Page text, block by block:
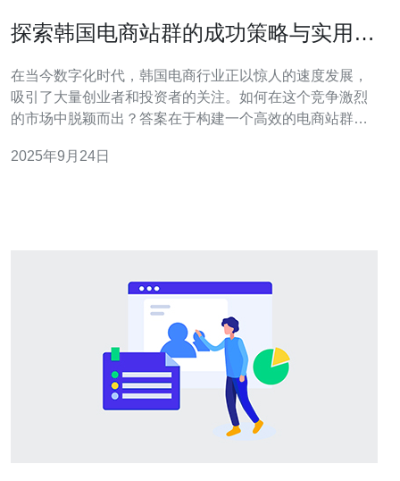
探索韩国电商站群的成功策略与实用思
在当今数字化时代，韩国电商行业正以惊人的速度发展，
吸引了大量创业者和投资者的关注。如何在这个竞争激烈
的市场中脱颖而出？答案在于构建一个高效的电商站群。
注服务器的选择与配置，帮助您找到最佳、最便宜的解决
2025年9月24日